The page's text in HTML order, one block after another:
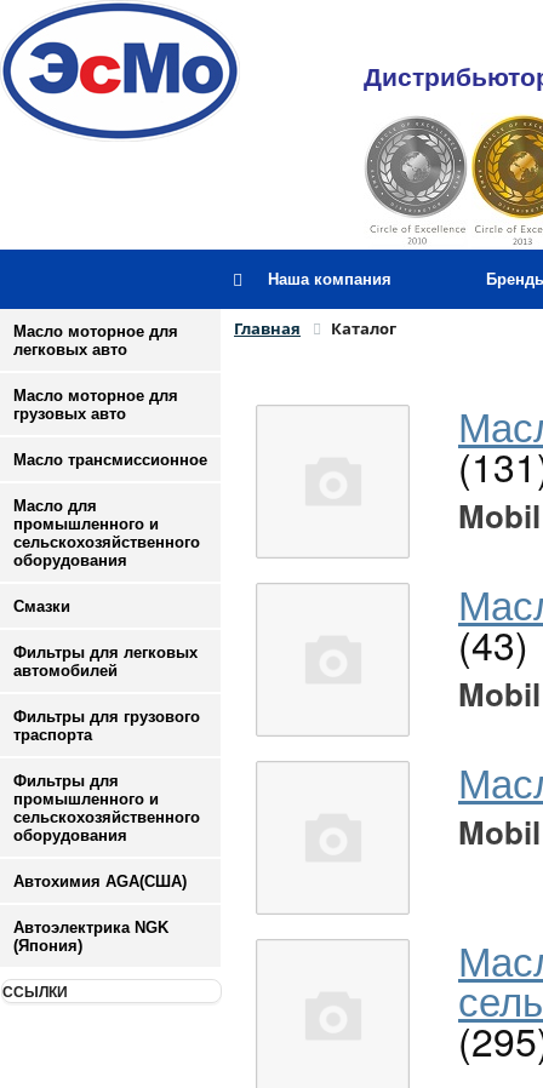
Наша компания
Масло моторное для
легковых авто
Масло моторное для
грузовых авто
Масло трансмиссионное
Масло для
промышленного и
сельскохозяйственного
оборудования
Смазки
Фильтры для легковых
автомобилей
Фильтры для грузового
траспорта
Фильтры для
промышленного и
сельскохозяйственного
оборудования
Автохимия AGA(США)
Автоэлектрика NGK
(Япония)
ССЫЛКИ
Главная Каталог
Mobil
(43)
Mobil
Mobil